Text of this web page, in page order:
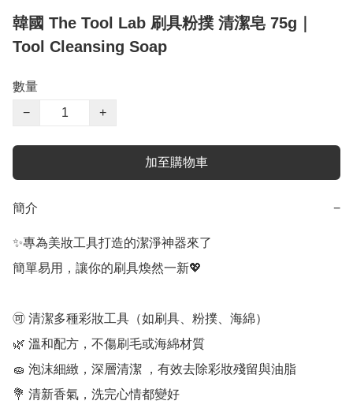
韓國 The Tool Lab 刷具粉撲 清潔皂 75g｜
Tool Cleansing Soap
數量
−
+
加至購物車
簡介 −
✨專為美妝工具打造的潔淨神器來了
簡單易用，讓你的刷具煥然一新💖
🉑 清潔多種彩妝工具（如刷具、粉撲、海綿）
🌿 溫和配方，不傷刷毛或海綿材質
🧽 泡沫細緻，深層清潔 ，有效去除彩妝殘留與油脂
💐 清新香氣，洗完心情都變好